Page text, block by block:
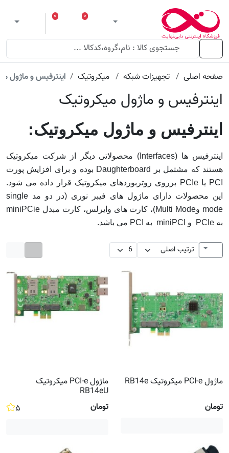
ورود لیست مورد علاقه
۰
سبد خرید
۰
منو
صفحه اصلی
تجهیزات شبکه میکروتیک اینترفیس و ماژول
اینترفیس و ماژول میکروتیک
اینترفیس و ماژول میکروتیک:
اینترفیس ها (Interfaces) محصولاتی دیگر از شرکت میکروتیک
هستند که مشتمل بر Daughterboard بوده و برای افزایش پورت
PCI یا PCIe برروی روتربوردهای میکروتیک قرار داده می شود.
این محصولات دارای ماژول های فیبر نوری (در دو مد single
mode وMulti Mode)، کارت های وایرلس، کارت مبدل miniPCie
به PCIe و miniPCI به PCI می باشد.
ماژول PCI-e میکروتیک RB14e
تومان
ماژول PCI-e میکروتیک
RB14eU
۵
تومان